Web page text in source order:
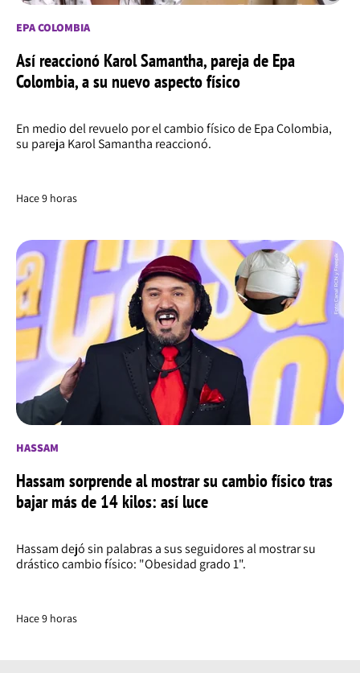
EPA COLOMBIA
Así reaccionó Karol Samantha, pareja de Epa
Colombia, a su nuevo aspecto físico
En medio del revuelo por el cambio físico de Epa Colombia,
su pareja Karol Samantha reaccionó.
Hace 9 horas
HASSAM
Hassam sorprende al mostrar su cambio físico tras
bajar más de 14 kilos: así luce
Hassam dejó sin palabras a sus seguidores al mostrar su
drástico cambio físico: "Obesidad grado 1".
Hace 9 horas